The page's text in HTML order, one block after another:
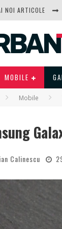
NOI ARTICOLE
MOBILE
Mobile
Calinescu